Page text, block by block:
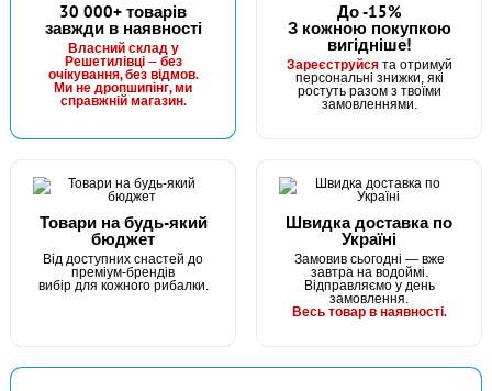
30 000+ товарів
завжди в наявності
Власний склад у
Решетилівці — без
очікування, без відмов.
Ми не дропшипінг, ми
справжній магазин.
До -15%
З кожною покупкою
вигідніше!
Зареєструйсята отримуй
персональні знижки, які
ростуть разом з твоїми
замовленнями.
Товари на будь-який
бюджет
Від доступних снастей до
преміум-брендів
вибір для кожного рибалки.
Швидка доставка по
Україні
Замовив сьогодні — вже
завтра на водоймі.
Відправляємо у день
замовлення.
Весь товар в наявності.